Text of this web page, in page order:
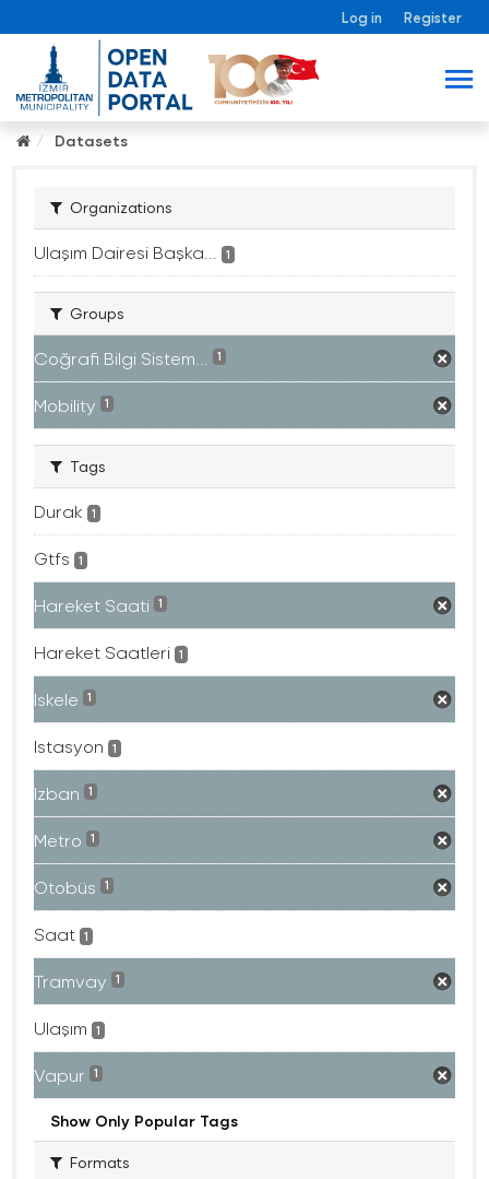
Log in Register
Datasets
Organizations
Ulaşım Dairesi Başka... 1
Groups
Coğrafi Bilgi Sistem... 1
Mobility 1
Tags
Durak 1
Gtfs 1
Hareket Saati 1
Hareket Saatleri 1
Iskele 1
Istasyon 1
Izban 1
Metro 1
Otobüs 1
Saat 1
Tramvay 1
Ulaşım 1
Vapur 1
Show Only Popular Tags
Formats